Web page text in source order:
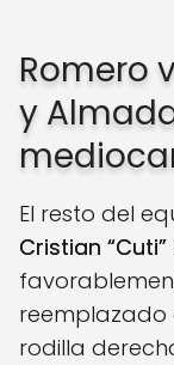
Romero
y
El resto del
Cristian
reemplazado
rodilla